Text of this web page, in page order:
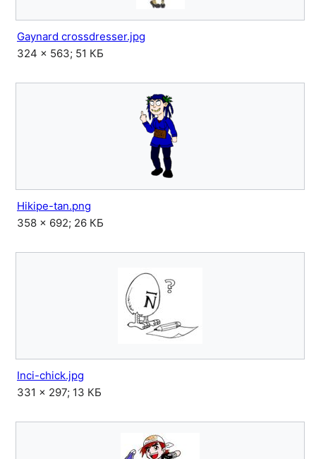
Gaynard crossdresser.jpg
324 × 563; 51 КБ
Hikipe-tan.png
358 × 692; 26 КБ
Inci-chick.jpg
331 × 297; 13 КБ